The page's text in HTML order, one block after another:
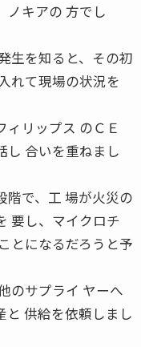
キアの 方でし
生を知ると、その初
れて現場の状況を
リップス のＣＥ
し 合いを重ねまし
で、工 場が火災の
要し、マイクロチ
とになるだろうと予
のサプライ ヤーへ
と 供給を依頼しまし